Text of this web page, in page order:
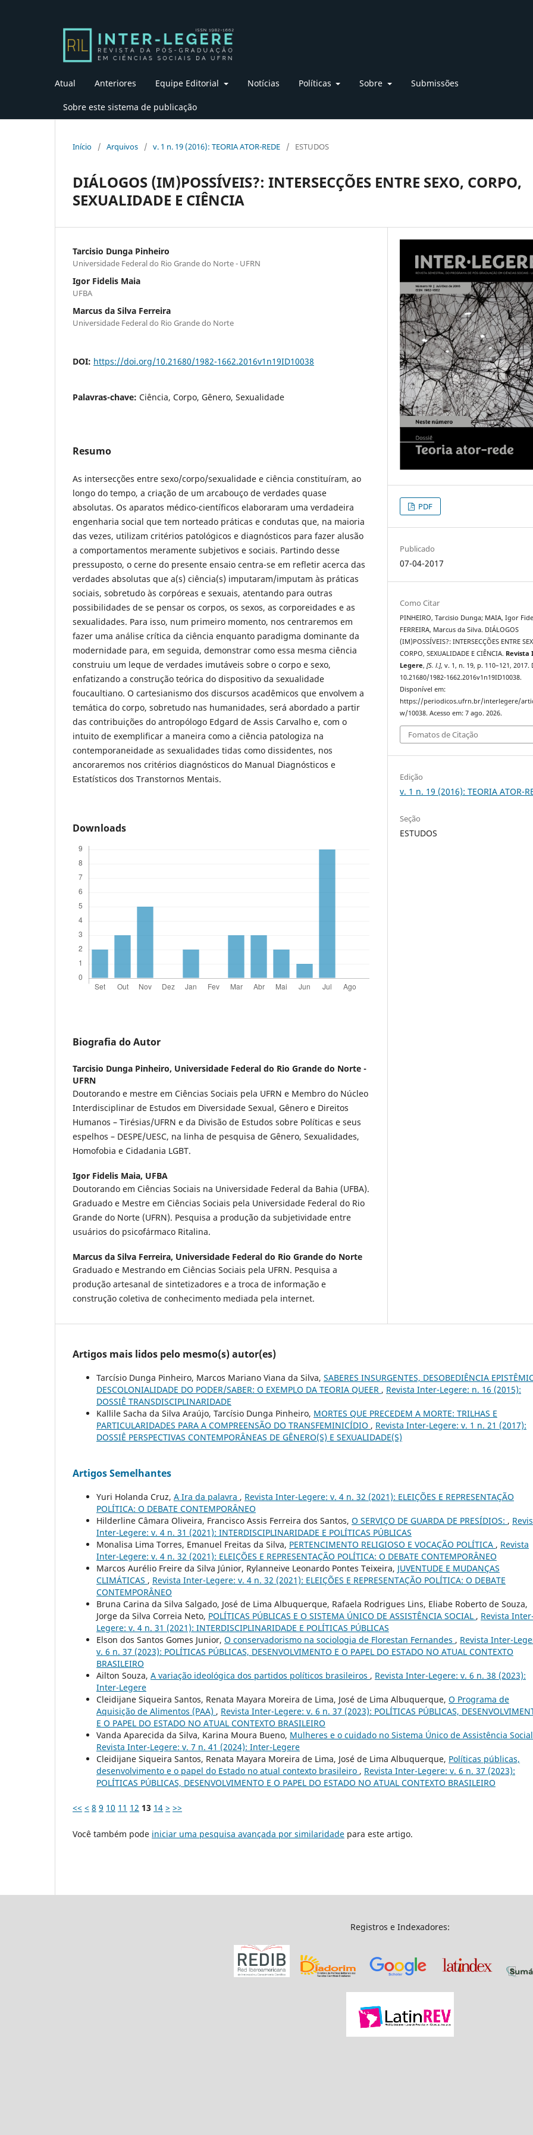
Atual Anteriores Equipe Editorial Notícias Políticas Sobre Submissões
Sobre este sistema de publicação
Início / Arquivos / v. 1 n. 19 (2016): TEORIA ATOR-REDE / ESTUDOS
DIÁLOGOS (IM)POSSÍVEIS?: INTERSECÇÕES ENTRE SEXO, CORPO,
SEXUALIDADE E CIÊNCIA
Tarcisio Dunga Pinheiro
Universidade Federal do Rio Grande do Norte - UFRN
Igor Fidelis Maia
UFBA
Marcus da Silva Ferreira
Universidade Federal do Rio Grande do Norte
DOI: https://doi.org/10.21680/1982-1662.2016v1n19ID10038
Palavras-chave: Ciência, Corpo, Gênero, Sexualidade
Resumo
As intersecções entre sexo/corpo/sexualidade e ciência constituíram, ao
longo do tempo, a criação de um arcabouço de verdades quase
absolutas. Os aparatos médico-científicos elaboraram uma verdadeira
engenharia social que tem norteado práticas e condutas que, na maioria
das vezes, utilizam critérios patológicos e diagnósticos para fazer alusão
a comportamentos meramente subjetivos e sociais. Partindo desse
pressuposto, o cerne do presente ensaio centra-se em refletir acerca das
verdades absolutas que a(s) ciência(s) imputaram/imputam às práticas
sociais, sobretudo às corpóreas e sexuais, atentando para outras
possibilidades de se pensar os corpos, os sexos, as corporeidades e as
sexualidades. Para isso, num primeiro momento, nos centraremos em
fazer uma análise crítica da ciência enquanto paradigma dominante da
modernidade para, em seguida, demonstrar como essa mesma ciência
construiu um leque de verdades imutáveis sobre o corpo e sexo,
enfatizando a construção teórica do dispositivo da sexualidade
foucaultiano. O cartesianismo dos discursos acadêmicos que envolvem a
temática do corpo, sobretudo nas humanidades, será abordado a partir
das contribuições do antropólogo Edgard de Assis Carvalho e, com o
intuito de exemplificar a maneira como a ciência patologiza na
contemporaneidade as sexualidades tidas como dissidentes, nos
ancoraremos nos critérios diagnósticos do Manual Diagnósticos e
Estatísticos dos Transtornos Mentais.
Downloads
Biografia do Autor
Tarcisio Dunga Pinheiro, Universidade Federal do Rio Grande do Norte -
UFRN
Doutorando e mestre em Ciências Sociais pela UFRN e Membro do Núcleo
Interdisciplinar de Estudos em Diversidade Sexual, Gênero e Direitos
Humanos – Tirésias/UFRN e da Divisão de Estudos sobre Políticas e seus
espelhos – DESPE/UESC, na linha de pesquisa de Gênero, Sexualidades,
Homofobia e Cidadania LGBT.
Igor Fidelis Maia, UFBA
Doutorando em Ciências Sociais na Universidade Federal da Bahia (UFBA).
Graduado e Mestre em Ciências Sociais pela Universidade Federal do Rio
Grande do Norte (UFRN). Pesquisa a produção da subjetividade entre
usuários do psicofármaco Ritalina.
Marcus da Silva Ferreira, Universidade Federal do Rio Grande do Norte
Graduado e Mestrando em Ciências Sociais pela UFRN. Pesquisa a
produção artesanal de sintetizadores e a troca de informação e
construção coletiva de conhecimento mediada pela internet.
PDF
Publicado
07-04-2017
Como Citar
PINHEIRO, Tarcisio Dunga; MAIA, Igor
FERREIRA, Marcus da Silva. DIÁLOGOS
(IM)POSSÍVEIS?: INTERSECÇÕES ENTRE
CORPO, SEXUALIDADE E CIÊNCIA. Revista
Legere,[S. l.], v. 1, n. 19, p. 110–121, 2017.
10.21680/1982-1662.2016v1n19ID10038.
Disponível em:
https://periodicos.ufrn.br/interlegere/
w/10038. Acesso em: 7 ago. 2026.
Fomatos de Citação
Edição
v. 1 n. 19 (2016): TEORIA ATOR-
Seção
ESTUDOS
Artigos mais lidos pelo mesmo(s) autor(es)
Tarcísio Dunga Pinheiro, Marcos Mariano Viana da Silva, SABERES INSURGENTES, DESOBEDIÊNCIA
DESCOLONIALIDADE DO PODER/SABER: O EXEMPLO DA TEORIA QUEER , Revista Inter-Legere: n. 16 (2015):
DOSSIÊ TRANSDISCIPLINARIDADE
Kallile Sacha da Silva Araújo, Tarcísio Dunga Pinheiro, MORTES QUE PRECEDEM A MORTE: TRILHAS E
PARTICULARIDADES PARA A COMPREENSÃO DO TRANSFEMINICÍDIO , Revista Inter-Legere: v. 1 n. 21 (2017):
DOSSIÊ PERSPECTIVAS CONTEMPORÂNEAS DE GÊNERO(S) E SEXUALIDADE(S)
Artigos Semelhantes
Yuri Holanda Cruz, A Ira da palavra , Revista Inter-Legere: v. 4 n. 32 (2021): ELEIÇÕES E REPRESENTAÇÃO
POLÍTICA: O DEBATE CONTEMPORÂNEO
Hilderline Câmara Oliveira, Francisco Assis Ferreira dos Santos, O SERVIÇO DE GUARDA DE PRESÍDIOS: ,
Inter-Legere: v. 4 n. 31 (2021): INTERDISCIPLINARIDADE E POLÍTICAS PÚBLICAS
Monalisa Lima Torres, Emanuel Freitas da Silva, PERTENCIMENTO RELIGIOSO E VOCAÇÃO POLÍTICA , Revista
Inter-Legere: v. 4 n. 32 (2021): ELEIÇÕES E REPRESENTAÇÃO POLÍTICA: O DEBATE CONTEMPORÂNEO
Marcos Aurélio Freire da Silva Júnior, Rylanneive Leonardo Pontes Teixeira, JUVENTUDE E MUDANÇAS
CLIMÁTICAS , Revista Inter-Legere: v. 4 n. 32 (2021): ELEIÇÕES E REPRESENTAÇÃO POLÍTICA: O DEBATE
CONTEMPORÂNEO
Bruna Carina da Silva Salgado, José de Lima Albuquerque, Rafaela Rodrigues Lins, Eliabe Roberto de Souza,
Jorge da Silva Correia Neto, POLÍTICAS PÚBLICAS E O SISTEMA ÚNICO DE ASSISTÊNCIA SOCIAL , Revista Inter-
Legere: v. 4 n. 31 (2021): INTERDISCIPLINARIDADE E POLÍTICAS PÚBLICAS
Elson dos Santos Gomes Junior, O conservadorismo na sociologia de Florestan Fernandes , Revista Inter-
v. 6 n. 37 (2023): POLÍTICAS PÚBLICAS, DESENVOLVIMENTO E O PAPEL DO ESTADO NO ATUAL CONTEXTO
BRASILEIRO
Ailton Souza, A variação ideológica dos partidos políticos brasileiros , Revista Inter-Legere: v. 6 n. 38 (2023):
Inter-Legere
Cleidijane Siqueira Santos, Renata Mayara Moreira de Lima, José de Lima Albuquerque, O Programa de
Aquisição de Alimentos (PAA) , Revista Inter-Legere: v. 6 n. 37 (2023): POLÍTICAS PÚBLICAS,
E O PAPEL DO ESTADO NO ATUAL CONTEXTO BRASILEIRO
Vanda Aparecida da Silva, Karina Moura Bueno, Mulheres e o cuidado no Sistema Único de Assistência Social
Revista Inter-Legere: v. 7 n. 41 (2024): Inter-Legere
Cleidijane Siqueira Santos, Renata Mayara Moreira de Lima, José de Lima Albuquerque, Políticas públicas,
desenvolvimento e o papel do Estado no atual contexto brasileiro , Revista Inter-Legere: v. 6 n. 37 (2023):
POLÍTICAS PÚBLICAS, DESENVOLVIMENTO E O PAPEL DO ESTADO NO ATUAL CONTEXTO BRASILEIRO
<< < 8 9 10 11 12 13 14 > >>
Você também pode iniciar uma pesquisa avançada por similaridade para este artigo.
Registros e Indexadores: